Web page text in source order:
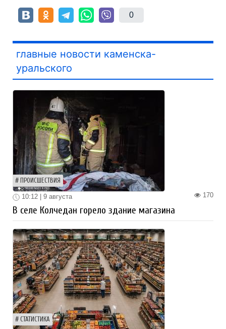
0
главные новости каменска-
уральского
ПРОИСШЕСТВИЯ
170
10:12 | 9 августа
В селе Колчедан горело здание магазина
СТАТИСТИКА